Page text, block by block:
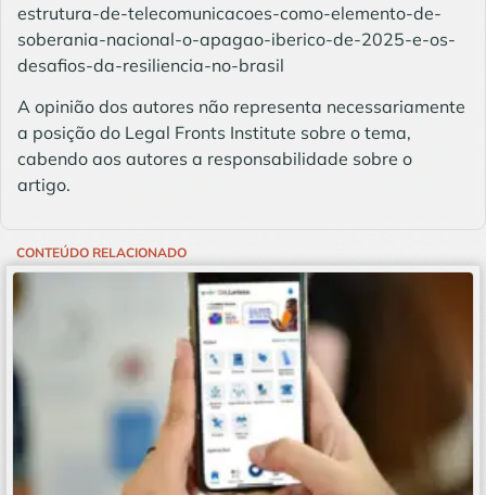
estrutura-de-telecomunicacoes-como-elemento-de-
soberania-nacional-o-apagao-iberico-de-2025-e-os-
desafios-da-resiliencia-no-brasil
A opinião dos autores não representa necessariamente
a posição do Legal Fronts Institute sobre o tema,
cabendo aos autores a responsabilidade sobre o
artigo.
CONTEÚDO RELACIONADO